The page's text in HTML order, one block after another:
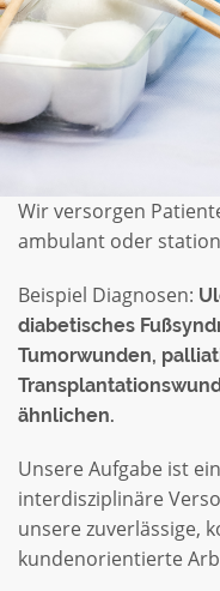
Wir versorgen
ambulant oder
Beispiel Diagnosen:
diabetisches
Tumorwunden,
ähnlichen.
Unsere Aufgabe ist
interdisziplinäre
unsere zuverlässige,
kundenorientierte